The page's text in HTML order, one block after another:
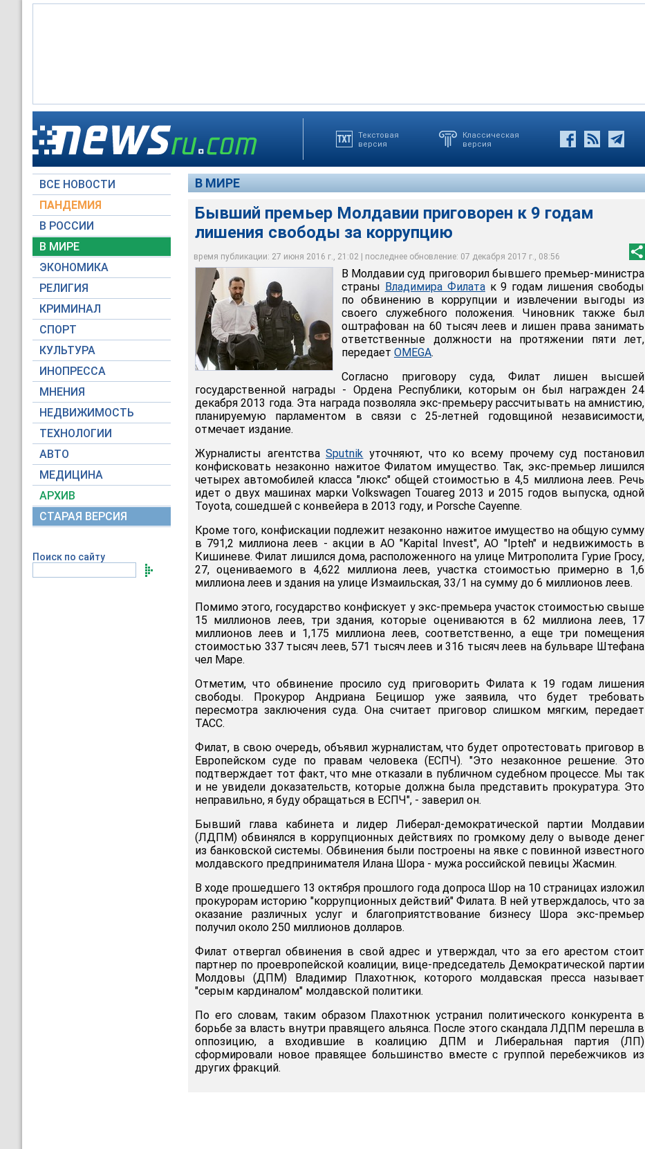
Текстовая
версия
Классическая
версия
ВСЕ НОВОСТИ
ПАНДЕМИЯ
В РОССИИ
В МИРЕ
ЭКОНОМИКА
РЕЛИГИЯ
КРИМИНАЛ
СПОРТ
КУЛЬТУРА
ИНОПРЕССА
МНЕНИЯ
НЕДВИЖИМОСТЬ
ТЕХНОЛОГИИ
АВТО
МЕДИЦИНА
АРХИВ
СТАРАЯ ВЕРСИЯ
Поиск по сайту
В МИРЕ
Бывший премьер Молдавии приговорен к 9 годам
лишения свободы за коррупцию
время публикации: 27 июня 2016 г., 21:02 | последнее обновление: 07 декабря 2017 г., 08:56
В Молдавии суд приговорил бывшего премьер-министра страны Владимира Филата к
9 годам лишения свободы по обвинению в коррупции и извлечении выгоды из своего
служебного положения
© РИА Новости / Мирослав Ротарь
В Молдавии суд приговорил бывшего премьер-министра
страны Владимира Филатак 9 годам лишения свободы
по обвинению в коррупции и извлечении выгоды из
своего служебного положения. Чиновник также был
оштрафован на 60 тысяч леев и лишен права занимать
ответственные должности на протяжении пяти лет,
передает OMEGA.
Согласно приговору суда, Филат лишен высшей
государственной награды - Ордена Республики, которым он был награжден 24
декабря 2013 года. Эта награда позволяла экс-премьеру рассчитывать на амнистию,
планируемую парламентом в связи с 25-летней годовщиной независимости,
отмечает издание.
Журналисты агентстваSputnik уточняют, что ко всему прочему суд постановил
конфисковать незаконно нажитое Филатом имущество. Так, экс-премьер лишился
четырех автомобилей класса "люкс" общей стоимостью в 4,5 миллиона леев. Речь
идет о двух машинах марки Volkswagen Touareg 2013 и 2015 годов выпуска, одной
Toyota, сошедшей с конвейера в 2013 году, и Porsche Cayenne.
Кроме того, конфискации подлежит незаконно нажитое имущество на общую сумму
в 791,2 миллиона леев - акции в АО "Kapital Invest", АО "Ipteh" и недвижимость в
Кишиневе. Филат лишился дома, расположенного на улице Митрополита Гурие Гросу,
27, оцениваемого в 4,622 миллиона леев, участка стоимостью примерно в 1,6
миллиона леев и здания на улице Измаильская, 33/1 на сумму до 6 миллионов леев.
Помимо этого, государство конфискует у экс-премьера участок стоимостью свыше
15 миллионов леев, три здания, которые оцениваются в 62 миллиона леев, 17
миллионов леев и 1,175 миллиона леев, соответственно, а еще три помещения
стоимостью 337 тысяч леев, 571 тысяч леев и 316 тысяч леев на бульваре Штефана
чел Маре.
Отметим, что обвинение просило суд приговорить Филата к 19 годам лишения
свободы. Прокурор Андриана Бецишор уже заявила, что будет требовать
пересмотра заключения суда. Она считает приговор слишком мягким, передает
ТАСС.
Филат, в свою очередь, объявил журналистам, что будет опротестовать приговор в
Европейском суде по правам человека (ЕСПЧ). "Это незаконное решение. Это
подтверждает тот факт, что мне отказали в публичном судебном процессе. Мы так
и не увидели доказательств, которые должна была представить прокуратура. Это
неправильно, я буду обращаться в ЕСПЧ", - заверил он.
Бывший глава кабинета и лидер Либерал-демократической партии Молдавии
(ЛДПМ) обвинялся в коррупционных действиях по громкому делу о выводе денег
из банковской системы. Обвинения были построены на явке с повинной известного
молдавского предпринимателя Илана Шора - мужа российской певицы Жасмин.
В ходе прошедшего 13 октября прошлого года допроса Шор на 10 страницах изложил
прокурорам историю "коррупционных действий" Филата. В ней утверждалось, что за
оказание различных услуг и благоприятствование бизнесу Шора экс-премьер
получил около 250 миллионов долларов.
Филат отвергал обвинения в свой адрес и утверждал, что за его арестом стоит
партнер по проевропейской коалиции, вице-председатель Демократической партии
Молдовы (ДПМ) Владимир Плахотнюк, которого молдавская пресса называет
"серым кардиналом" молдавской политики.
По его словам, таким образом Плахотнюк устранил политического конкурента в
борьбе за власть внутри правящего альянса. После этого скандала ЛДПМ перешла в
оппозицию, а входившие в коалицию ДПМ и Либеральная партия (ЛП)
сформировали новое правящее большинство вместе с группой перебежчиков из
других фракций.